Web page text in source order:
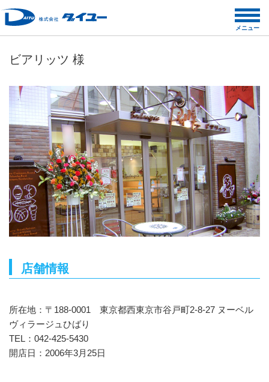
コ
テ
メニュー
ビアリッツ 様
店舗情報
所在地：〒188-0001 東京都西東京市谷戸町2-8-27 ヌーベル
ヴィラージュひばり
TEL：042-425-5430
開店日：2006年3月25日